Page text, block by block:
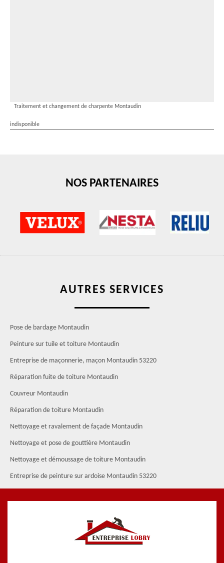
Traitement et changement de charpente Montaudin
indisponible
NOS PARTENAIRES
AUTRES SERVICES
Pose de bardage Montaudin
Peinture sur tuile et toiture Montaudin
Entreprise de maçonnerie, maçon Montaudin 53220
Réparation fuite de toiture Montaudin
Couvreur Montaudin
Réparation de toiture Montaudin
Nettoyage et ravalement de façade Montaudin
Nettoyage et pose de gouttière Montaudin
Nettoyage et démoussage de toiture Montaudin
Entreprise de peinture sur ardoise Montaudin 53220